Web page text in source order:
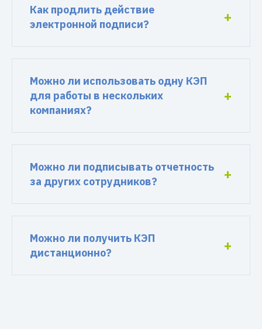
Как продлить действие
электронной подписи?
Можно ли использовать одну КЭП
для работы в нескольких
компаниях?
Можно ли подписывать отчетность
за других сотрудников?
Можно ли получить КЭП
дистанционно?